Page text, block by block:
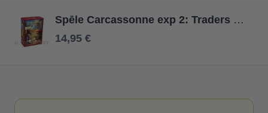
Spēle Carcassonne exp 2: Traders & Builders
14,95 €